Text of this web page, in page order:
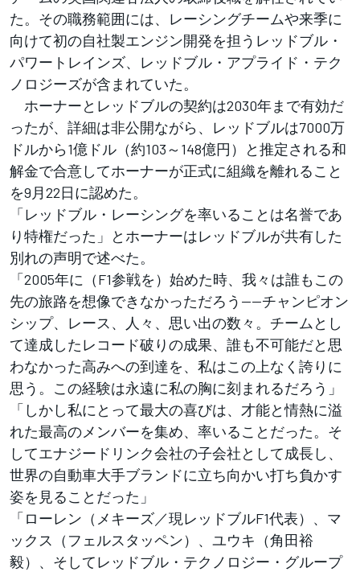
た。その職務範囲には、レーシングチームや来季に
向けて初の自社製エンジン開発を担うレッドブル・
パワートレインズ、レッドブル・アプライド・テク
ノロジーズが含まれていた。
ホーナーとレッドブルの契約は2030年まで有効だ
ったが、詳細は非公開ながら、レッドブルは7000万
ドルから1億ドル（約103～148億円）と推定される和
解金で合意してホーナーが正式に組織を離れること
を9月22日に認めた。
「レッドブル・レーシングを率いることは名誉であ
り特権だった」とホーナーはレッドブルが共有した
別れの声明で述べた。
「2005年に（F1参戦を）始めた時、我々は誰もこの
先の旅路を想像できなかっただろう——チャンピオン
シップ、レース、人々、思い出の数々。チームとし
て達成したレコード破りの成果、誰も不可能だと思
わなかった高みへの到達を、私はこの上なく誇りに
思う。この経験は永遠に私の胸に刻まれるだろう」
「しかし私にとって最大の喜びは、才能と情熱に溢
れた最高のメンバーを集め、率いることだった。そ
してエナジードリンク会社の子会社として成長し、
世界の自動車大手ブランドに立ち向かい打ち負かす
姿を見ることだった」
「ローレン（メキーズ／現レッドブルF1代表）、マ
ックス（フェルスタッペン）、ユウキ（角田裕
毅）、そしてレッドブル・テクノロジー・グループ